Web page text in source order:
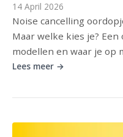
14 April 2026
Noise cancelling
Maar welke kies je?
modellen en waar je op
Lees meer →